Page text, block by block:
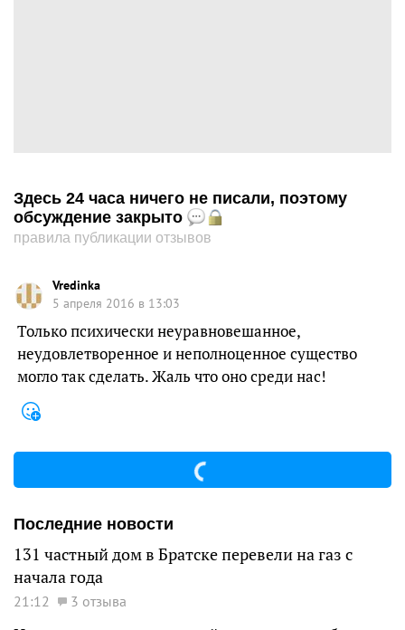
Здесь 24 часа ничего не писали, поэтому
обсуждение закрыто
правила публикации отзывов
Vredinka
5 апреля 2016 в 13:03
Только психически неуравновешанное,
неудовлетворенное и неполноценное существо
могло так сделать. Жаль что оно среди нас!
Последние новости
131 частный дом в Братске перевели на газ с
начала года
21:12 3 отзыва